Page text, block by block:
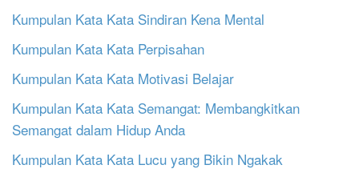
Kumpulan Kata Kata Sindiran Kena Mental
Kumpulan Kata Kata Perpisahan
Kumpulan Kata Kata Motivasi Belajar
Kumpulan Kata Kata Semangat: Membangkitkan
Semangat dalam Hidup Anda
Kumpulan Kata Kata Lucu yang Bikin Ngakak